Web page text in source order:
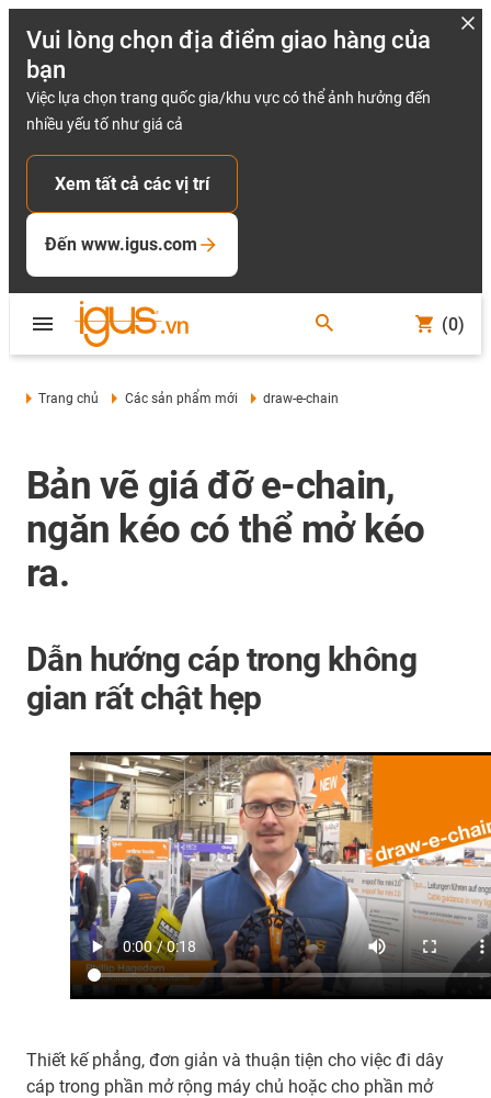
Vui lòng chọn địa điểm giao hàng của
bạn
Việc lựa chọn trang quốc gia/khu vực có thể ảnh hưởng đến
nhiều yếu tố như giá cả
Xem tất cả các vị trí
Đến www.igus.com
(0)
Trang chủ Các sản phẩm mới draw-e-chain
Bản vẽ giá đỡ e-chain,
ngăn kéo có thể mở kéo
ra.
Dẫn hướng cáp trong không
gian rất chật hẹp
Thiết kế phẳng, đơn giản và thuận tiện cho việc đi dây
cáp trong phần mở rộng máy chủ hoặc cho phần mở